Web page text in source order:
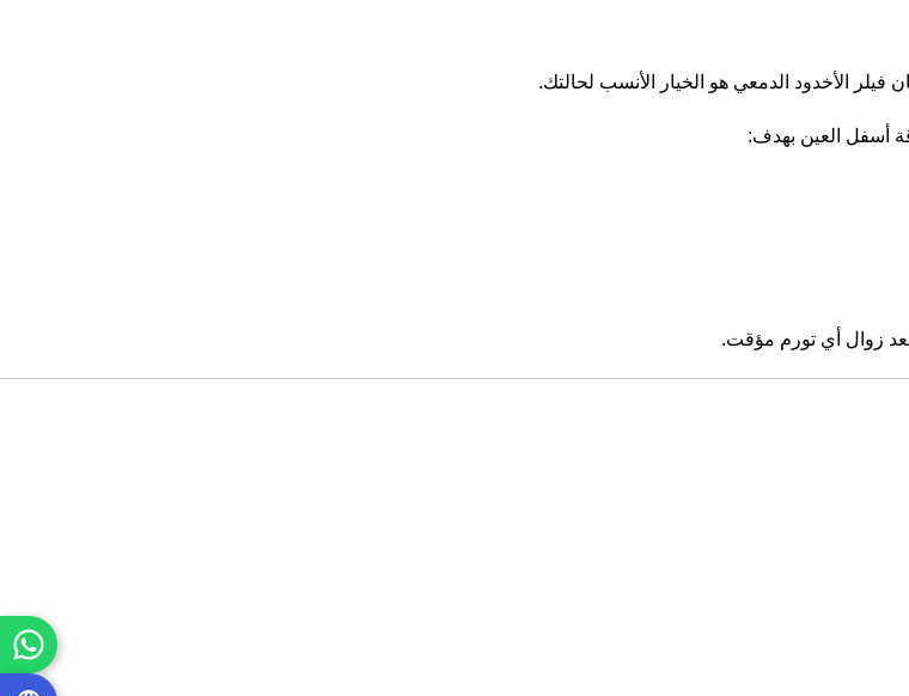
الأخدود الدمعي هو الخيار الأنسب لحالتك.
أسفل العين بهدف:
بعد زوال أي تورم مؤقت.